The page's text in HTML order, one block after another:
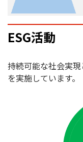
ESG活動
持続可能な社会実
を実施しています。